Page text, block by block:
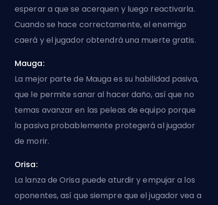
esperar a que se acerquen y luego reactivarla.
Cuando se hace correctamente, el enemigo
caerá y el jugador obtendrá una muerte gratis.
Mauga:
La mejor parte de Mauga es su habilidad pasiva,
que le permite sanar al hacer daño, así que no
temas avanzar en las peleas de equipo porque
la pasiva probablemente protegerá al jugador
de morir.
Orisa:
La lanza de Orisa puede aturdir y empujar a los
oponentes, así que siempre que el jugador vea a